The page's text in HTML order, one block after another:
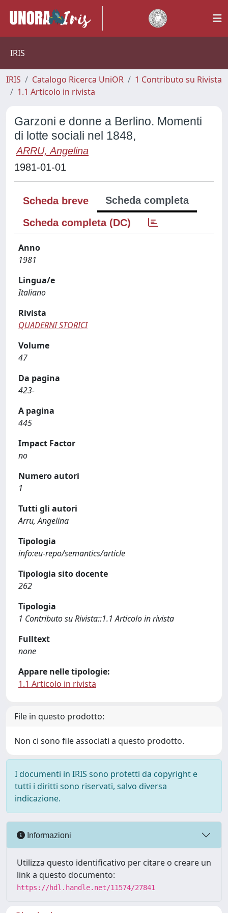
IRIS
IRIS Catalogo Ricerca UniOR
1 Contributo su Rivista
1.1 Articolo in rivista
Garzoni e donne a Berlino. Momenti
di lotte sociali nel 1848,
ARRU, Angelina
1981-01-01
Scheda breve
Scheda completa
Scheda completa (DC)
Anno
1981
Lingua/e
Italiano
Rivista
QUADERNI STORICI
Volume
47
Da pagina
423-
A pagina
445
Impact Factor
no
Numero autori
1
Tutti gli autori
Arru, Angelina
Tipologia
info:eu-repo/semantics/article
Tipologia sito docente
262
Tipologia
1 Contributo su Rivista::1.1 Articolo in rivista
Fulltext
none
Appare nelle tipologie:
1.1 Articolo in rivista
File in questo prodotto:
Non ci sono file associati a questo prodotto.
I documenti in IRIS sono protetti da copyright e
tutti i diritti sono riservati, salvo diversa
indicazione.
Informazioni
Utilizza questo identificativo per citare o creare un
link a questo documento:
https://hdl.handle.net/11574/27841